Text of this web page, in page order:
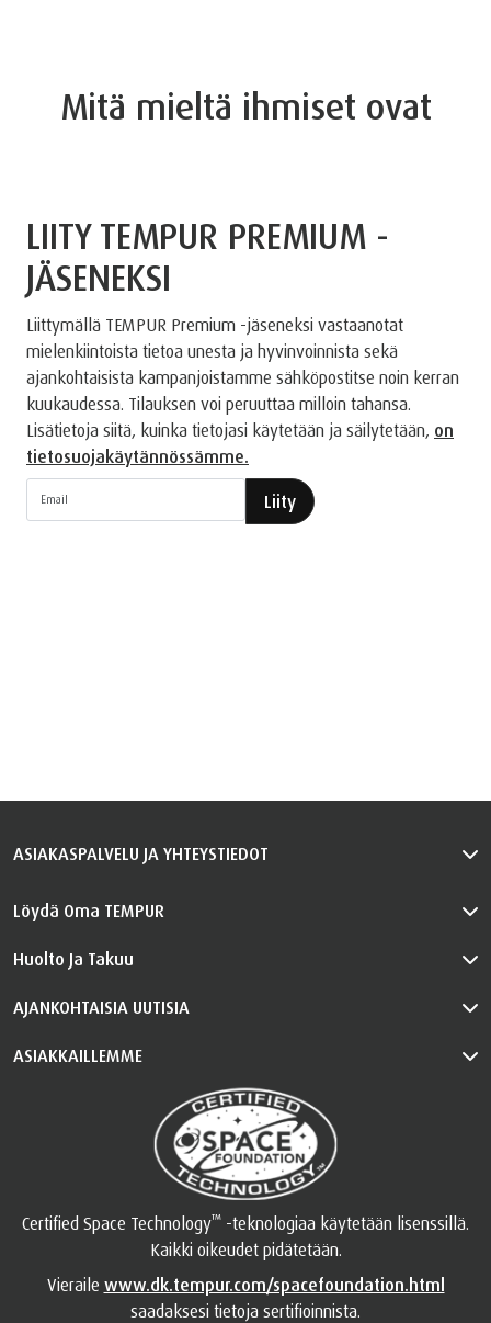
Mitä mieltä ihmiset ovat
LIITY TEMPUR PREMIUM -
JÄSENEKSI
Liittymällä TEMPUR Premium -jäseneksi vastaanotat
mielenkiintoista tietoa unesta ja hyvinvoinnista sekä
ajankohtaisista kampanjoistamme sähköpostitse noin kerran
kuukaudessa. Tilauksen voi peruuttaa milloin tahansa.
Lisätietoja siitä, kuinka tietojasi käytetään ja säilytetään, on
tietosuojakäytännössämme.
Liity
ASIAKASPALVELU JA YHTEYSTIEDOT
Löydä Oma TEMPUR
Huolto Ja Takuu
AJANKOHTAISIA UUTISIA
ASIAKKAILLEMME
Certified Space Technology™ -teknologiaa käytetään lisenssillä.
Kaikki oikeudet pidätetään.
Vieraile www.dk.tempur.com/spacefoundation.html
saadaksesi tietoja sertifioinnista.